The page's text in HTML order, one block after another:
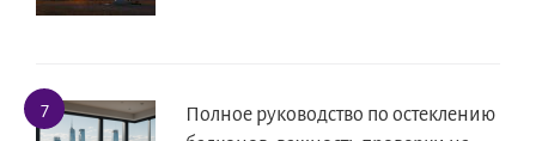
Полное руководство по остеклению